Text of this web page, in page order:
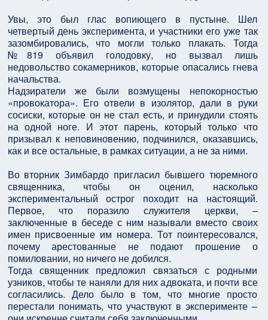
Увы, это был глас вопиющего в пустыне. Шел
четвертый день эксперимента, и участники его уже так
зазомбировались, что могли только плакать. Тогда
№819 объявил голодовку, но вызвал лишь
недовольство сокамерников, которые опасались гнева
начальства.
Надзиратели же были возмущены непокорностью
«провокатора». Его отвели в изолятор, дали в руки
сосиски, которые он не стал есть, и принудили стоять
на одной ноге. И этот парень, который только что
призывал к неповиновению, подчинился, оказавшись,
как и все остальные, в рамках ситуации, а не за ними.
Во вторник Зимбардо пригласил бывшего тюремного
священника, чтобы он оценил, насколько
экспериментальный острог походит на настоящий.
Первое, что поразило служителя церкви, –
заключенные в беседе с ним называли вместо своих
имен присвоенные им номера. Тот поинтересовался,
почему арестованные не подают прошение о
помиловании, но ничего не добился.
Тогда священник предложил связаться с родными
узников, чтобы те наняли для них адвоката, и почти все
согласились. Дело было в том, что многие просто
перестали понимать, что участвуют в эксперименте –